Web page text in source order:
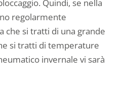
Quindi, se nella
regolarmente
che si tratti di una grande
si tratti di temperature
invernale vi sarà